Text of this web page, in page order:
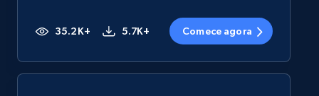
35.2K+ 5.7K+ Comece agora